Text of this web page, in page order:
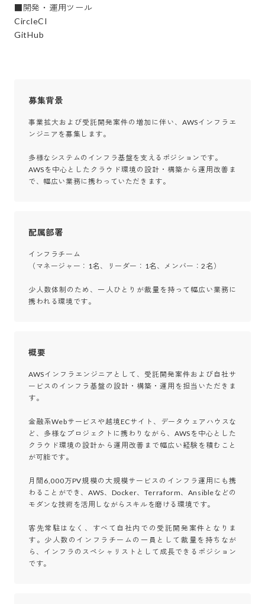
■開発・運用ツール
CircleCI
GitHub
募集背景
事業拡大および受託開発案件の増加に伴い、AWSインフラエ
ンジニアを募集します。
多様なシステムのインフラ基盤を支えるポジションです。
AWSを中心としたクラウド環境の設計・構築から運用改善ま
で、幅広い業務に携わっていただきます。
配属部署
インフラチーム
（マネージャー：1名、リーダー：1名、メンバー：2名）
少人数体制のため、一人ひとりが裁量を持って幅広い業務に
携われる環境です。
概要
AWSインフラエンジニアとして、受託開発案件および自社サ
ービスのインフラ基盤の設計・構築・運用を担当いただきま
す。
金融系Webサービスや越境ECサイト、データウェアハウスな
ど、多様なプロジェクトに携わりながら、AWSを中心とした
クラウド環境の設計から運用改善まで幅広い経験を積むこと
が可能です。
月間6,000万PV規模の大規模サービスのインフラ運用にも携
わることができ、AWS、Docker、Terraform、Ansibleなどの
モダンな技術を活用しながらスキルを磨ける環境です。
客先常駐はなく、すべて自社内での受託開発案件となりま
す。少人数のインフラチームの一員として裁量を持ちなが
ら、インフラのスペシャリストとして成長できるポジション
です。